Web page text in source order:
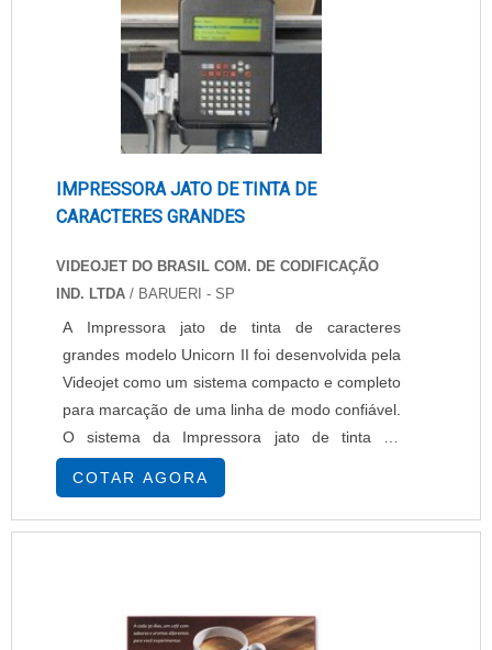
IMPRESSORA JATO DE TINTA DE
CARACTERES GRANDES
VIDEOJET DO BRASIL COM. DE CODIFICAÇÃO
IND. LTDA / BARUERI - SP
A Impressora jato de tinta de caracteres
grandes modelo Unicorn II foi desenvolvida pela
Videojet como um sistema compacto e completo
para marcação de uma linha de modo confiável.
O sistema da Impressora jato de tinta de
caracteres grandes oferece um ótimo
custo/benefício e também tem fácil operação e
instalação, o que melhora ainda mais a sua a
COTAR AGORA